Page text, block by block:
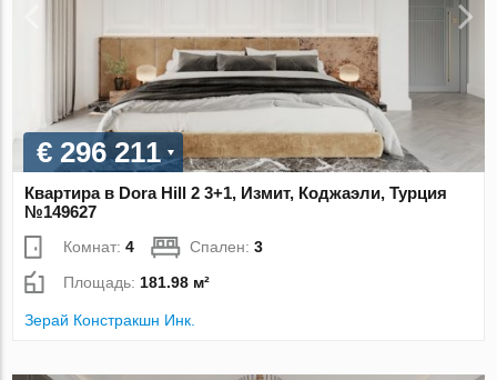
€ 296 211
Квартира в Dora Hill 2 3+1, Измит, Коджаэли, Турция
№149627
Комнат:4 Спален:3
Площадь:181.98 м²
Зерай Констракшн Инк.